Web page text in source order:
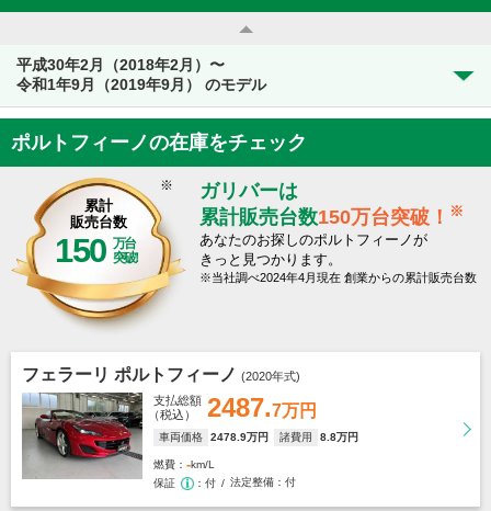
平成30年2月（2018年2月）〜
令和1年9月（2019年9月） のモデル
ポルトフィーノの在庫をチェック
累計
販売台数
150 万台
突破
※
ガリバーは
累計販売台数150万台突破！ ※
あなたのお探しのポルトフィーノが
きっと見つかります。
当社調べ2024年4月現在 創業からの累計販売台数
フェラーリ ポルトフィーノ (2020年式)
2487.7万円
支払総額
（税込）
車両価格 2478.9万円 諸費用 8.8万円
燃費 -km/L
保証
付 法定整備 付